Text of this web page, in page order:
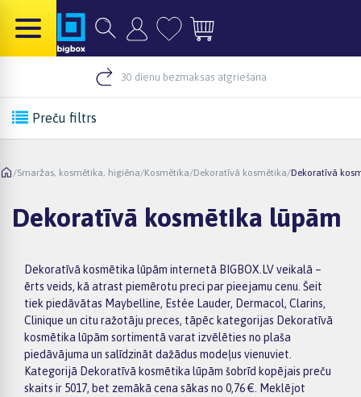
30 dienu bezmaksas atgriešana
Preču filtrs
/Smaržas, kosmētika, higiēna/Kosmētika/Dekoratīvā kosmētika/Dekoratīvā
Dekoratīvā kosmētika lūpām
Dekoratīvā kosmētika lūpām internetā BIGBOX.LV veikalā –
ērts veids, kā atrast piemērotu preci par pieejamu cenu. Šeit
tiek piedāvātas Maybelline, Estée Lauder, Dermacol, Clarins,
Clinique un citu ražotāju preces, tāpēc kategorijas Dekoratīvā
kosmētika lūpām sortimentā varat izvēlēties no plaša
piedāvājuma un salīdzināt dažādus modeļus vienuviet.
Kategorijā Dekoratīvā kosmētika lūpām šobrīd kopējais preču
skaits ir 5017, bet zemākā cena sākas no 0,76 €. Meklējot